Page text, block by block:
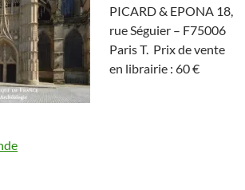
PICARD & EPONA 18,
rue Séguier – F75006
Paris T. Prix de vente
en librairie : 60 €